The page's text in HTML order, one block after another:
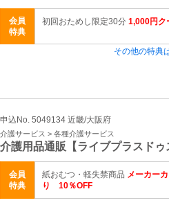
会員
特典
初回おためし限定30分 1,000円ク
その他の特典
申込No. 5049134 近畿/大阪府
介護サービス > 各種介護サービス
介護用品通販【ライブプラスドゥ
会員
特典
紙おむつ・軽失禁商品 メーカー
り 10％OFF